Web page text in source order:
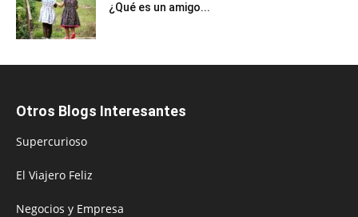
¿Qué es un amigo...
Otros Blogs Interesantes
Supercurioso
El Viajero Feliz
Negocios y Empresa